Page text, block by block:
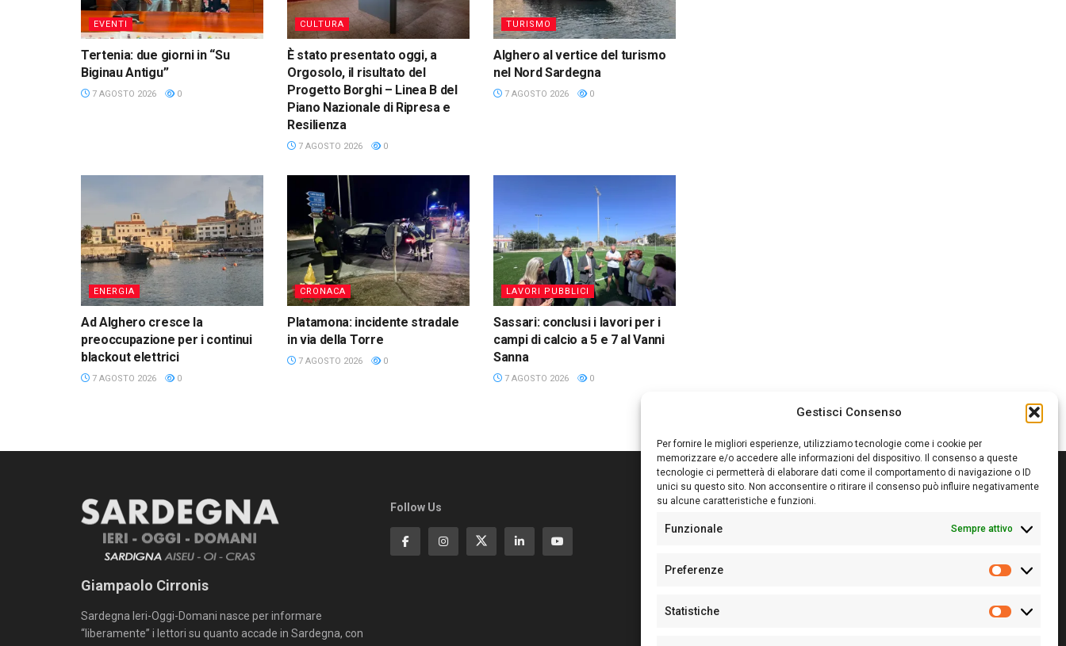
Gestisci Consenso
Per fornire le migliori esperienze, utilizziamo tecnologie come i cookie per
memorizzare e/o accedere alle informazioni del dispositivo. Il consenso a queste
tecnologie ci permetterà di elaborare dati come il comportamento di navigazione o ID
unici su questo sito. Non acconsentire o ritirare il consenso può influire negativamente
su alcune caratteristiche e funzioni.
Funzionale Sempre attivo
Preferenze
Statistiche
Statistiche
EVENTI
Tertenia: due giorni in “Su
Biginau Antigu”
7 AGOSTO 2026 0
CULTURA
È stato presentato oggi, a
Orgosolo, il risultato del
Progetto Borghi – Linea B del
Piano Nazionale di Ripresa e
Resilienza
7 AGOSTO 2026 0
TURISMO
Alghero al vertice del turismo
nel Nord Sardegna
7 AGOSTO 2026 0
ENERGIA
Ad Alghero cresce la
preoccupazione per i continui
blackout elettrici
7 AGOSTO 2026 0
CRONACA
Platamona: incidente stradale
in via della Torre
7 AGOSTO 2026 0
LAVORI PUBBLICI
Sassari: conclusi i lavori per i
campi di calcio a 5 e 7 al Vanni
Sanna
7 AGOSTO 2026 0
Giampaolo Cirronis
Sardegna Ieri-Oggi-Domani nasce per informare
“liberamente” i lettori su quanto accade in Sardegna, con
Follow Us Editore:Giampaolo Cirronis Ditta individuale
Sede:
N° di iscrizione al ROC:
N° 128/2020 del 10/02/2020